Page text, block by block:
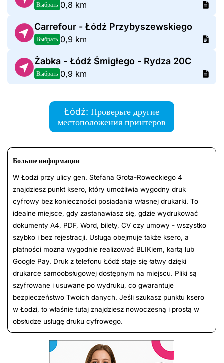
Выбрать 0,8 km
Carrefour - Łódź Przybyszewskiego
Выбрать 0,9 km
Żabka - Łódź Śmigłego - Rydza 20C
Выбрать 0,9 km
Łódź: Проверьте другие
местоположения принтеров
Больше информации
W Łodzi przy ulicy gen. Stefana Grota-Roweckiego 4
znajdziesz punkt ksero, który umożliwia wygodny druk
cyfrowy bez konieczności posiadania własnej drukarki. To
idealne miejsce, gdy zastanawiasz się, gdzie wydrukować
dokumenty A4, PDF, Word, bilety, CV czy umowy - wszystko
szybko i bez rejestracji. Usługa obejmuje także ksero, a
płatności można wygodnie realizować BLIKiem, kartą lub
Google Pay. Druk z telefonu Łódź staje się łatwy dzięki
drukarce samoobsługowej dostępnym na miejscu. Pliki są
szyfrowane i usuwane po wydruku, co gwarantuje
bezpieczeństwo Twoich danych. Jeśli szukasz punktu ksero
w Łodzi, to właśnie tutaj znajdziesz nowoczesną i prostą w
obsłudze usługę druku cyfrowego.